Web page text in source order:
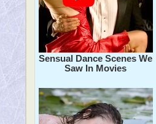
Sensual Dance Scenes We
Saw In Movies